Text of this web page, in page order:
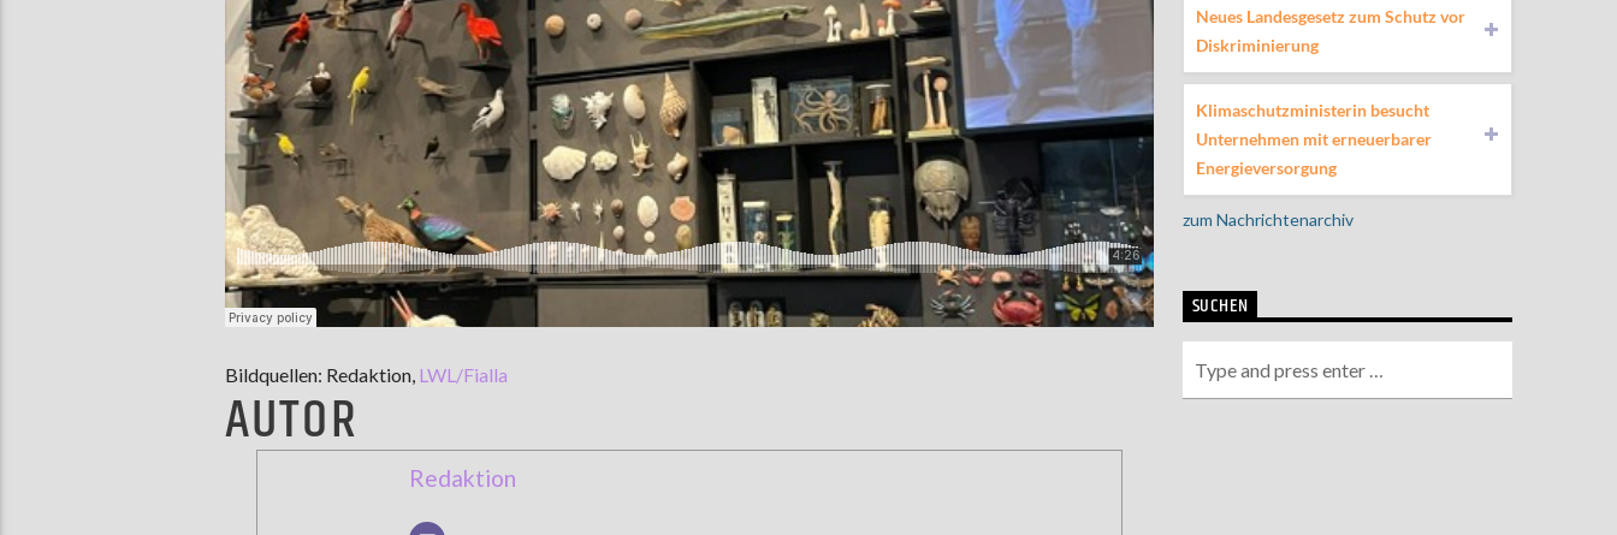
Bildquellen: Redaktion, LWL/Fialla
AUTOR
Redaktion
Neues Landesgesetz zum Schutz vor
Diskriminierung
Klimaschutzministerin besucht
Unternehmen mit erneuerbarer
Energieversorgung
zum Nachrichtenarchiv
SUCHEN